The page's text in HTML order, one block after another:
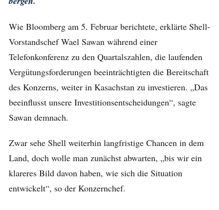
Wie Bloomberg am 5. Februar berichtete, erklärte Shell-
Vorstandschef Wael Sawan während einer
Telefonkonferenz zu den Quartalszahlen, die laufenden
Vergütungsforderungen beeinträchtigten die Bereitschaft
des Konzerns, weiter in Kasachstan zu investieren. „Das
beeinflusst unsere Investitionsentscheidungen“, sagte
Sawan demnach.
Zwar sehe Shell weiterhin langfristige Chancen in dem
Land, doch wolle man zunächst abwarten, „bis wir ein
klareres Bild davon haben, wie sich die Situation
entwickelt“, so der Konzernchef.